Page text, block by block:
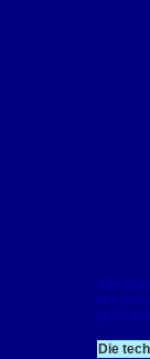
Alle
der
Die